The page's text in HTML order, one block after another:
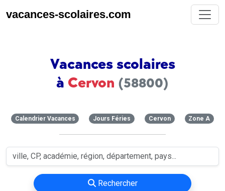
vacances-scolaires.com
Vacances scolaires
à Cervon (58800)
Calendrier Vacances Jours Féries Cervon Zone A
Rechercher